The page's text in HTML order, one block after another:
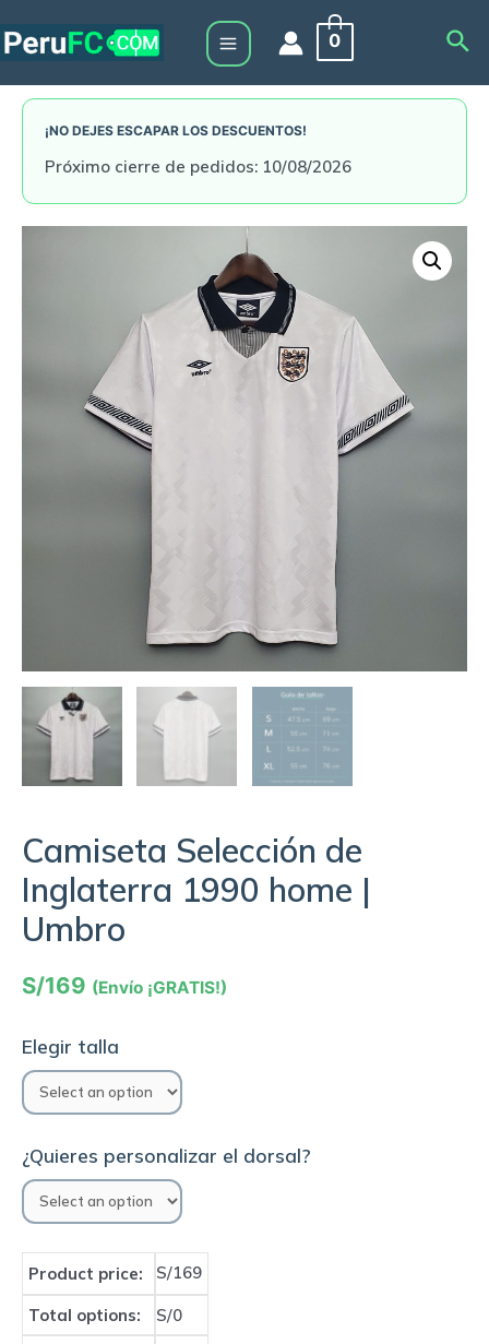
to
Main
Menu
0
¡NO DEJES ESCAPAR LOS DESCUENTOS!
Próximo cierre de pedidos: 10/08/2026
Camiseta Selección de
Inglaterra 1990 home |
Umbro
S/169 (Envío ¡GRATIS!)
Elegir talla
¿Quieres personalizar el dorsal?
Product price: S/169
Total options:
S/0